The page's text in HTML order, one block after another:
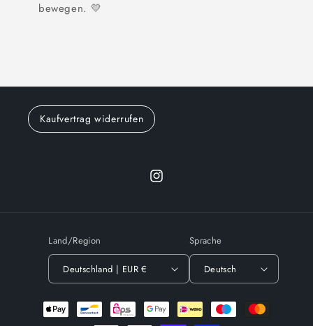
bewegen. 💛
Kaufvertrag widerrufen
Instagram
Land/Region
Deutschland | EUR €
Sprache
Deutsch
Zahlungsmethoden